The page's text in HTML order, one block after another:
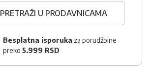
PRETRAŽI U PRODAVNICAMA
Besplatna isporuka za porudžbine
preko 5.999 RSD